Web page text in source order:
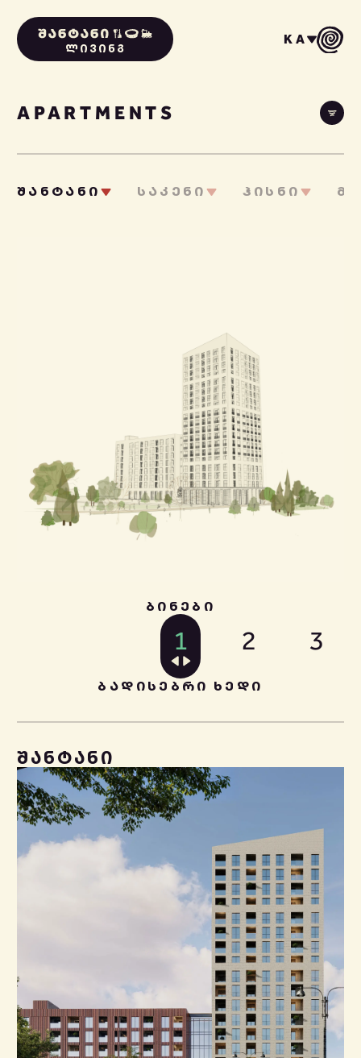
ᲚᲘᲕᲘᲜᲒ
KA
APARTMENTS
ᲨᲐᲜᲢᲐᲜᲘ ᲡᲐᲙᲔᲜᲘ ᲰᲘᲡᲜᲘ
ᲨᲐᲜᲢᲐᲜᲘ
ᲑᲘᲜᲔᲑᲘ
1 2 3
ᲑᲐᲓᲘᲡᲔᲑᲠᲘ ᲮᲔᲓᲘ